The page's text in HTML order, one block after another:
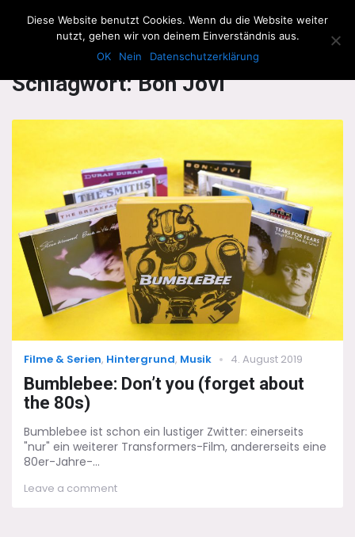
The Howling Men
Schlagwort:Bon Jovi
Categories
Filme & Serien, Hintergrund, Musik
Posted
4. August 2019
Bumblebee: Don’t you (forget about
the 80s)
Bumblebee ist schon ein lustiger Zwitter: einerseits
"nur" ein weiterer Transformers-Film, andererseits eine
80er-Jahre-...
Leave a commenton
Diese Website benutzt Cookies. Wenn du die Website weiter
nutzt, gehen wir von deinem Einverständnis aus.
OK
Nein Datenschutzerklärung